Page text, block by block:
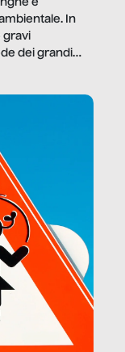
In
gravi
dei grandi